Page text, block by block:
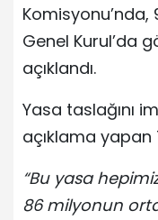
Komisyonu’nda,
Genel Kurul’da
açıklandı.
Yasa taslağını
açıklama yapan
“Bu yasa
86 milyonun